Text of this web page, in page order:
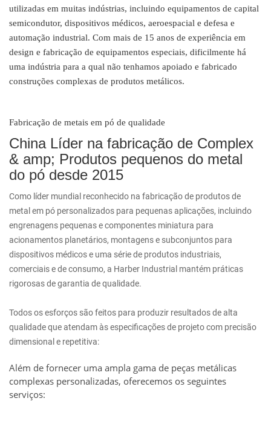
utilizadas em muitas indústrias, incluindo equipamentos de capital
semicondutor, dispositivos médicos, aeroespacial e defesa e
automação industrial. Com mais de 15 anos de experiência em
design e fabricação de equipamentos especiais, dificilmente há
uma indústria para a qual não tenhamos apoiado e fabricado
construções complexas de produtos metálicos.
Fabricação de metais em pó de qualidade
China Líder na fabricação de Complex
& amp; Produtos pequenos do metal
do pó desde 2015
Como líder mundial reconhecido na fabricação de produtos de
metal em pó personalizados para pequenas aplicações, incluindo
engrenagens pequenas e componentes miniatura para
acionamentos planetários, montagens e subconjuntos para
dispositivos médicos e uma série de produtos industriais,
comerciais e de consumo, a Harber Industrial mantém práticas
rigorosas de garantia de qualidade.
Todos os esforços são feitos para produzir resultados de alta
qualidade que atendam às especificações de projeto com precisão
dimensional e repetitiva:
Além de fornecer uma ampla gama de peças metálicas
complexas personalizadas, oferecemos os seguintes
serviços: